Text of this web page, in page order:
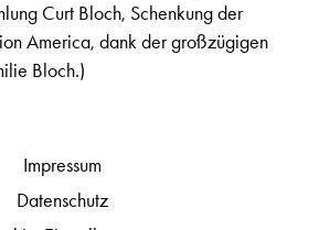
Curt Bloch, Schenkung der
America, dank der großzügigen
Bloch.)
Impressum
Datenschutz